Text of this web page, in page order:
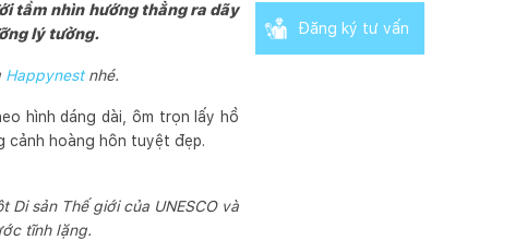
tầm nhìn hướng thẳng ra dãy
lý tưởng.
Happynestnhé.
hình dáng dài, ôm trọn lấy hồ
cảnh hoàng hôn tuyệt đẹp.
sản Thế giới của UNESCO và
tĩnh lặng.
Đăng ký tư vấn